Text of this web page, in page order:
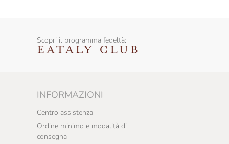
Scopri il programma fedeltà:
INFORMAZIONI
Centro assistenza
Ordine minimo e modalità di
consegna